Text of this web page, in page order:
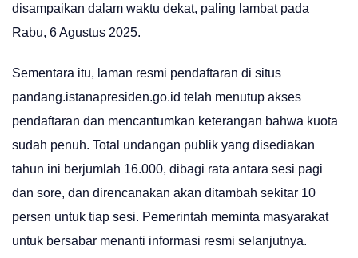
disampaikan dalam waktu dekat, paling lambat pada
Rabu, 6 Agustus 2025.
Sementara itu, laman resmi pendaftaran di situs
pandang.istanapresiden.go.id telah menutup akses
pendaftaran dan mencantumkan keterangan bahwa kuota
sudah penuh. Total undangan publik yang disediakan
tahun ini berjumlah 16.000, dibagi rata antara sesi pagi
dan sore, dan direncanakan akan ditambah sekitar 10
persen untuk tiap sesi. Pemerintah meminta masyarakat
untuk bersabar menanti informasi resmi selanjutnya.